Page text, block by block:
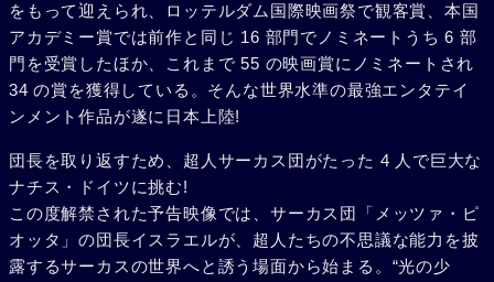
をもって迎えられ、ロッテルダム国際映画祭で観客賞、本国
アカデミー賞では前作と同じ 16 部門でノミネートうち 6 部
門を受賞したほか、これまで 55 の映画賞にノミネートされ
34 の賞を獲得している。そんな世界水準の最強エンタテイ
ンメント作品が遂に日本上陸!
団長を取り返すため、超人サーカス団がたった 4 人で巨大な
ナチス・ドイツに挑む!
この度解禁された予告映像では、サーカス団「メッツァ・ピ
オッタ」の団長イスラエルが、超人たちの不思議な能力を披
露するサーカスの世界へと誘う場面から始まる。“光の少